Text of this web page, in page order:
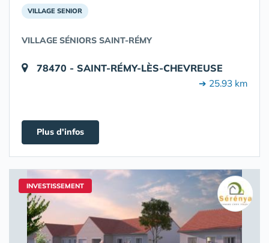
VILLAGE SENIOR
VILLAGE SÉNIORS SAINT-RÉMY
78470 - SAINT-RÉMY-LÈS-CHEVREUSE
➔ 25.93 km
Plus d'infos
INVESTISSEMENT